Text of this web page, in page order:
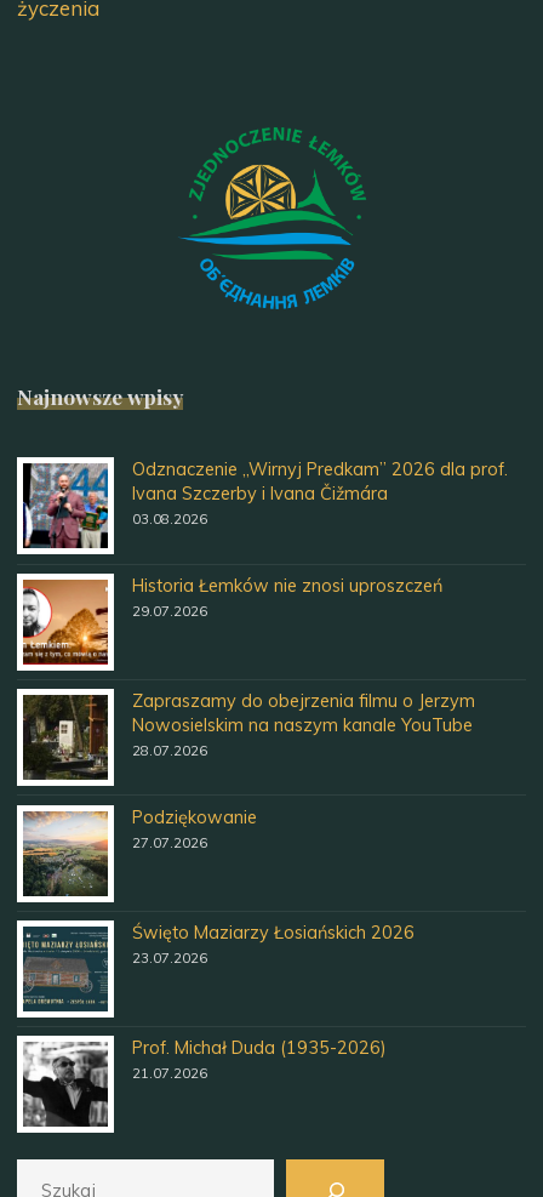
życzenia
Najnowsze wpisy
Odznaczenie „Wirnyj Predkam” 2026 dla prof.
Ivana Szczerby i Ivana Čižmára
03.08.2026
Historia Łemków nie znosi uproszczeń
29.07.2026
Zapraszamy do obejrzenia filmu o Jerzym
Nowosielskim na naszym kanale YouTube
28.07.2026
Podziękowanie
27.07.2026
Święto Maziarzy Łosiańskich 2026
23.07.2026
Prof. Michał Duda (1935-2026)
21.07.2026